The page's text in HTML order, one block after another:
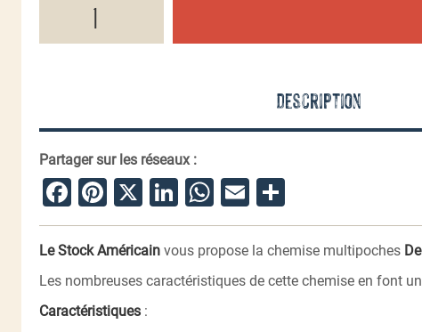
Description
Partager sur les réseaux :
Facebook
Pinterest
X LinkedIn
WhatsApp
Email
Le Stock Américain vous propose la chemise multipoches
Les nombreuses caractéristiques de cette chemise en font
Caractéristiques :